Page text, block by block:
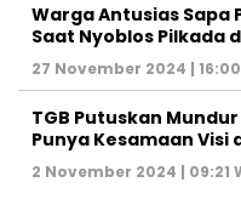
Warga Antusias Sapa
Saat Nyoblos Pilkada
27 November 2024 |
TGB Putuskan
Punya Kesamaan
2 November 2024 | 09:21